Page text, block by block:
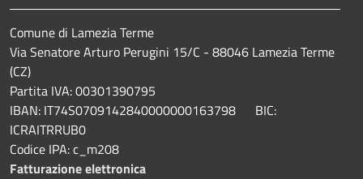
Comune di Lamezia Terme
Via Senatore Arturo Perugini 15/C - 88046 Lamezia Terme
(CZ)
Partita IVA: 00301390795
IBAN: IT74S0709142840000000163798 BIC:
ICRAITRRUB0
Codice IPA: c_m208
Fatturazione elettronica